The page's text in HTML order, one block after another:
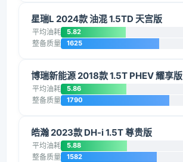
星瑞L 2024款 油混 1.5TD 天宫版
平均油耗 5.82
整备质量 1625
博瑞新能源 2018款 1.5T PHEV 耀享版
平均油耗 5.86
整备质量 1790
皓瀚 2023款 DH-i 1.5T 尊贵版
平均油耗 5.88
整备质量 1582